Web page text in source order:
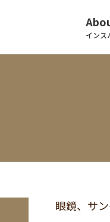
インス
眼鏡、サ